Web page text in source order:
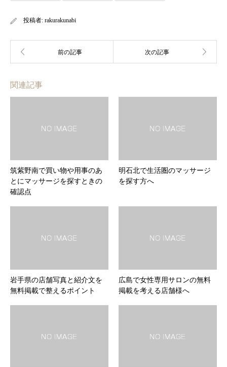
投稿者: rakurakunabi
関連記事
筑紫野南で買い物や用事のあ
とにマッサージを探すときの
確認点
明石北で生活圏のマッサージ
を探す方へ
岩手県の店舗写真と紹介文を
無料掲載で整えるポイント
広島で女性専用サロンの無料
掲載を考える店舗様へ